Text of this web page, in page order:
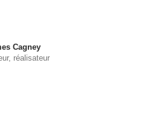
Cagney
réalisateur